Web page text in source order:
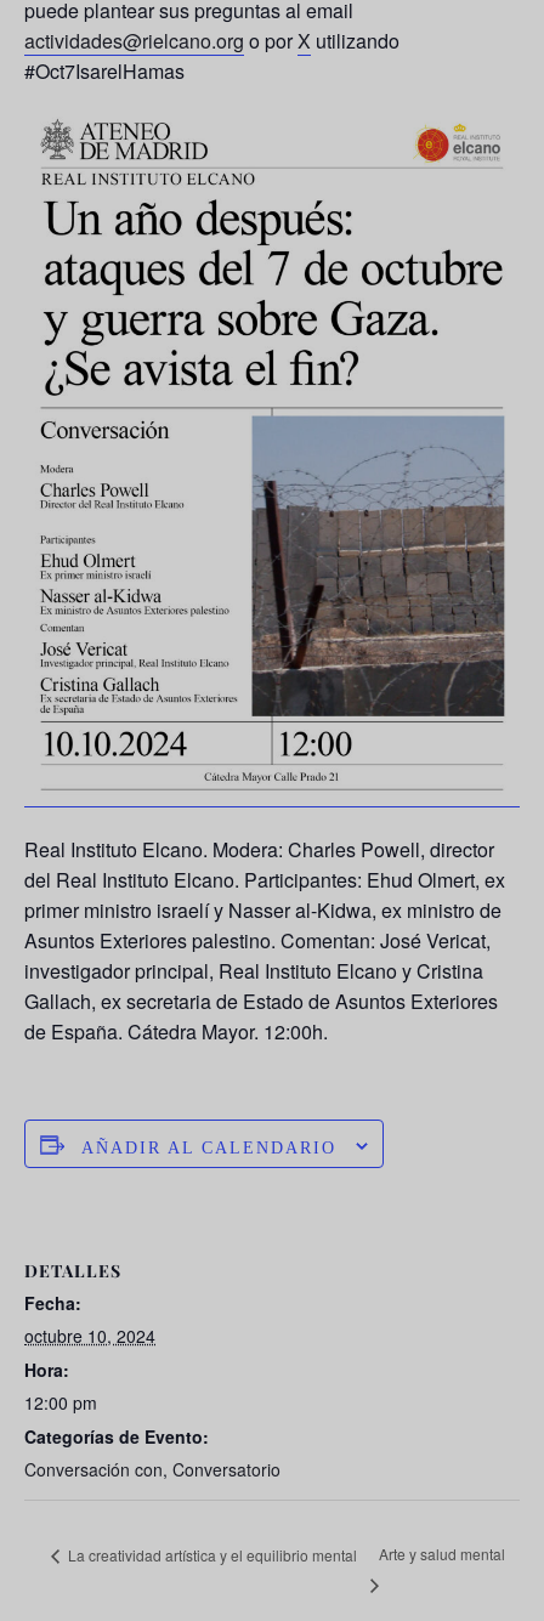
puede plantear sus preguntas al email
actividades@rielcano.org o porX utilizando
#Oct7IsarelHamas
Real Instituto Elcano. Modera: Charles Powell, director
del Real Instituto Elcano. Participantes: Ehud Olmert, ex
primer ministro israelí y Nasser al-Kidwa, ex ministro de
Asuntos Exteriores palestino. Comentan: José Vericat,
investigador principal, Real Instituto Elcano yCristina
Gallach, ex secretaria de Estado de Asuntos Exteriores
de España. Cátedra Mayor. 12:00h.
AÑADIR AL CALENDARIO
DETALLES
Fecha:
octubre 10, 2024
Hora:
12:00 pm
Categorías de Evento:
Conversación con, Conversatorio
La creatividad artística y el equilibrio mental Arte y salud mental